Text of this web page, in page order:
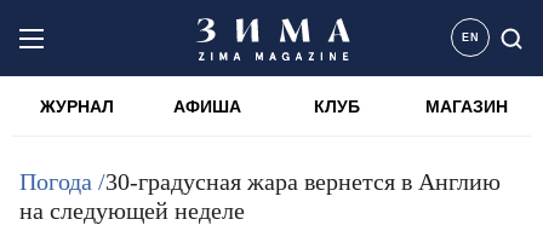
EN
ЖУРНАЛ АФИША КЛУБ МАГАЗИН
Погода /30-градусная жара вернется в Англию
на следующей неделе